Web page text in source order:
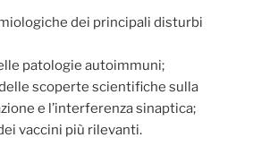
dei principali disturbi
patologie autoimmuni;
scoperte scientifiche sulla
e l’interferenza sinaptica;
vaccini più rilevanti.